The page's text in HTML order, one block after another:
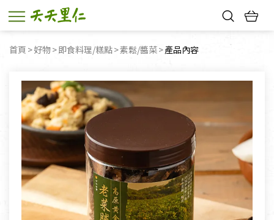
首頁 好物 即食料理/糕點 素鬆/醬菜 目前頁面：
產品內容